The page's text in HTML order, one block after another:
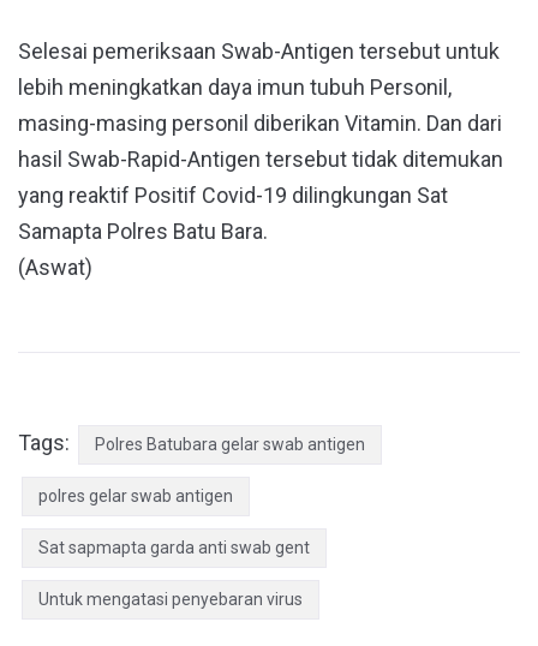
Selesai pemeriksaan Swab-Antigen tersebut untuk
lebih meningkatkan daya imun tubuh Personil,
masing-masing personil diberikan Vitamin. Dan dari
hasil Swab-Rapid-Antigen tersebut tidak ditemukan
yang reaktif Positif Covid-19 dilingkungan Sat
Samapta Polres Batu Bara.
(Aswat)
Tags: Polres Batubara gelar swab antigen
polres gelar swab antigen
Sat sapmapta garda anti swab gent
Untuk mengatasi penyebaran virus